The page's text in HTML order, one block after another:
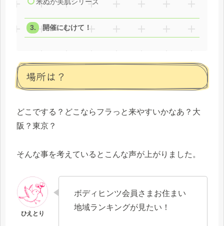
米ぬか美肌シリーズ
開催にむけて！
場所は？
どこでする？どこならフラっと来やすいかなあ？大
阪？東京？
そんな事を考えているとこんな声が上がりました。
ボディヒンツ会員さまお住まい
地域ランキングが見たい！